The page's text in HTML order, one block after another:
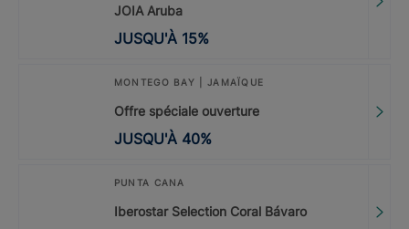
JOIA Aruba
JUSQU'À 15%
MONTEGO BAY | JAMAÏQUE
Offre spéciale ouverture
JUSQU'À 40%
PUNTA CANA
Iberostar Selection Coral Bávaro